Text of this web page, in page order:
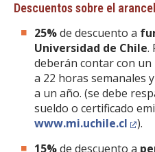
Descuentos sobre el arancel
25%de descuento a
Universidad de Chile.
deberán contar con
a 22 horas semanales
a un año. (se debe
sueldo o certificado
www.mi.uchile.cl
).
15%de descuento a